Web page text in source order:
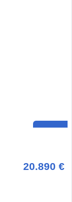
20.890 €